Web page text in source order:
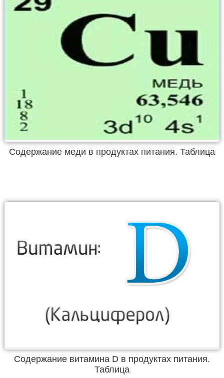
Содержание меди в продуктах питания. Таблица
Содержание витамина D в продуктах питания.
Таблица